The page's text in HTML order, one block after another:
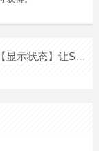
高级活：用【显示状态】让SolidWorks 的装配体和工程图以不同形式展现！